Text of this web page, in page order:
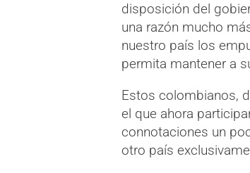
disposición del
una razón mucho
nuestro país los
permita mantener a
Estos colombianos,
el que ahora
connotaciones un
otro país